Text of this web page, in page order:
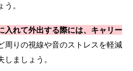
。
入れて外出する際には、キャリー
周りの視線や音のストレスを軽減
ましょう。